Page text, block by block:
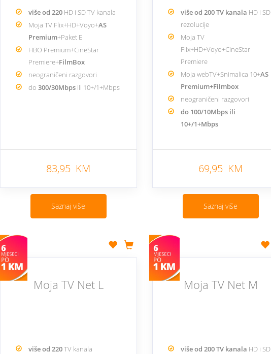
više od 220 HD i SD TV kanala
Moja TV Flix+HD+Voyo+AS
Premium+Paket E
HBO Premium+CineStar
Premiere+FilmBox
neograničeni razgovori
do 300/30Mbps ili 10+/1+Mbps
83,95 KM
Saznaj više
više od 200 TV kanala HD i SD
rezolucije
Moja TV
Flix+HD+Voyo+CineStar
Premiere
Moja webTV+Snimalica 10+AS
Premium+Filmbox
neograničeni razgovori
do 100/10Mbps ili
10+/1+Mbps
69,95 KM
Saznaj više
Moja TV Net L
više od 220TV kanala
Moja TV Net M
više od 200 TV kanala HD i SD